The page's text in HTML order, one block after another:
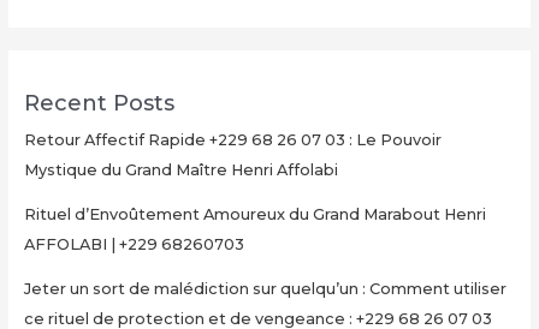
Recent Posts
Retour Affectif Rapide +229 68 26 07 03 : Le Pouvoir
Mystique du Grand Maître Henri Affolabi
Rituel d’Envoûtement Amoureux du Grand Marabout Henri
AFFOLABI | +229 68260703
Jeter un sort de malédiction sur quelqu’un : Comment utiliser
ce rituel de protection et de vengeance : +229 68 26 07 03